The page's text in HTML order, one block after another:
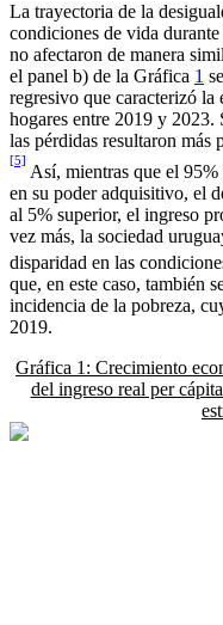
La trayectoria de la
condiciones de vida
no afectaron de manera
el panel b) de la Gráfica 1
regresivo que caracterizó la
hogares entre 2019 y
las pérdidas resultaron más
[5]
Así, mientras que el
en su poder adquisitivo, el
al 5% superior, el ingreso
vez más, la sociedad
disparidad en las
que, en este caso, también
incidencia de la pobreza,
2019.
Gráfica 1: Crecimiento
del ingreso real per